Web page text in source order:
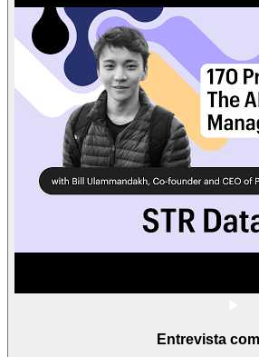
Entrevista